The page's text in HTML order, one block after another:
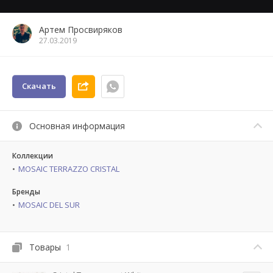
Артем Просвиряков
27.03.2019
Скачать
Основная информация
Коллекции
MOSAIC TERRAZZO CRISTAL
Бренды
MOSAIC DEL SUR
Товары 1